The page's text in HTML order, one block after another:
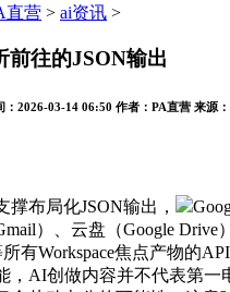
直营 > ai资讯 >
前往的JSON输出
： 2026-03-14 06:50 作者： PA直营 来源：
布局化JSON输出，
）、云盘（Google Drive
所有Workspace焦点产物的
，AI创做内容并不代表第一